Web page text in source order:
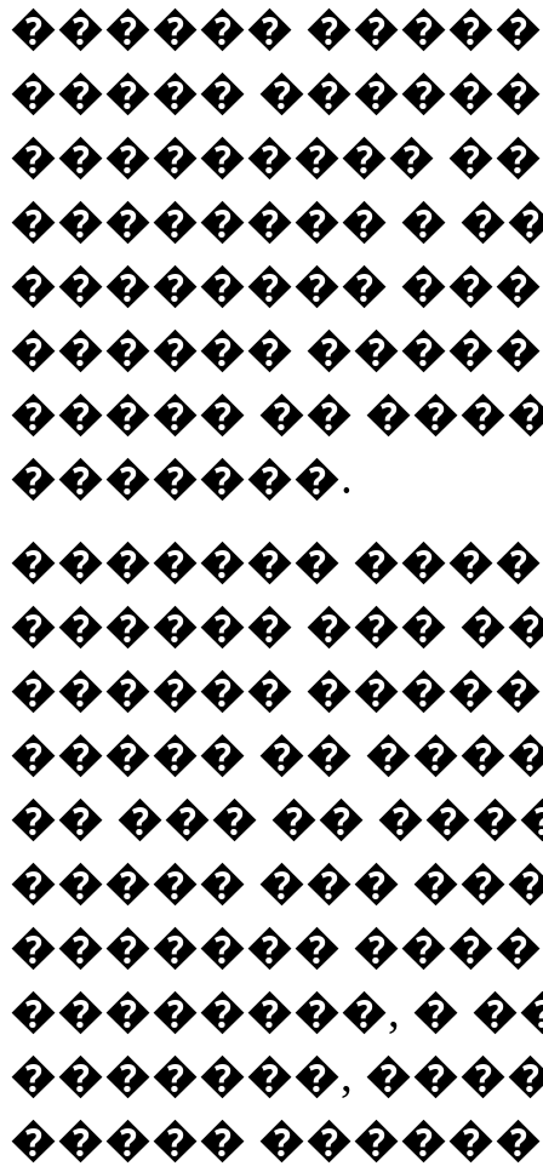
������
�����
���������
�������� �
��������
������
����� ��
�������.
�������
������ ���
������
����� ��
�� ��� ��
����� ���
�������
��������, �
�������,
�����